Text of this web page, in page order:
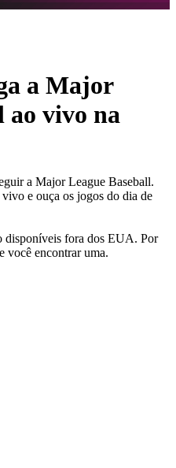
a Major
ao vivo na
a Major League Baseball.
e ouça os jogos do dia de
disponíveis fora dos EUA. Por
você encontrar uma.